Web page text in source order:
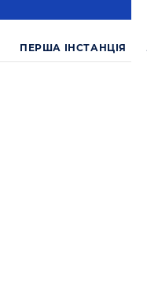
ПЕРША IНСТАНЦIЯ